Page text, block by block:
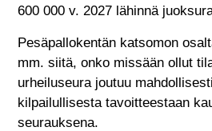
600 000 v. 2027 lähinnä
Pesäpallokentän katsomon
mm. siitä, onko missään ollut
urheiluseura joutuu
kilpailullisesta tavoitteestaan
seurauksena.